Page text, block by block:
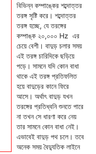
বিভিন্ন কম্পাঙ্কের শব্দোত্তর
তরঙ্গ সৃষ্টি করে। শব্দোত্তর
তরঙ্গ হচ্ছে, যে তরঙ্গের
কম্পাঙ্ক ২০,০০০ Hz এর
চেয়ে বেশী। বাদুড় চলার সময়
এই তরঙ্গ চারিদিকে ছড়িয়ে
পড়ে। সামনে যদি কোন বাধা
থাকে এই তরঙ্গ প্রতিফলিত
হয়ে বাদুড়ের কানে ফিরে
আসে। অর্থাৎ বাদুড় যখন
তরঙ্গের প্রতিধ্বনি শুনতে পারে
না তখন সে ধারণা করে নেয়
তার সামনে কোন বাধা নেই।
এভাবেই বাদুড় পথ চলে। তবে
অনেক সময় বৈদ্যুতিক লাইনে